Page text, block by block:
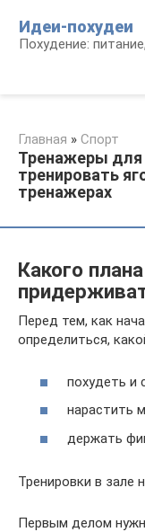
контенту
Идеи-похудеи
Похудение:
Главная » Спорт
Тренажеры для
тренировать
тренажерах
Какого
Перед тем, как
определиться,
похудеть и
нарастить
держать
Тренировки в зале
Первым делом